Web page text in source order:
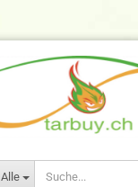
Alle